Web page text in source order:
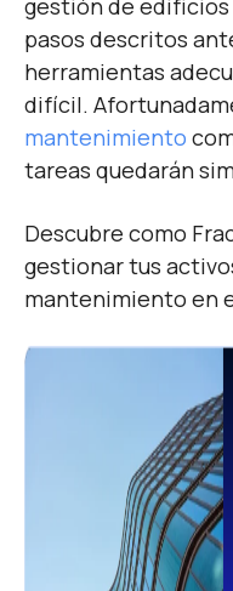
gestión de edificios
pasos descritos
herramientas
difícil.
mantenimiento
tareas quedarán
Descubre como
gestionar tus
mantenimiento en